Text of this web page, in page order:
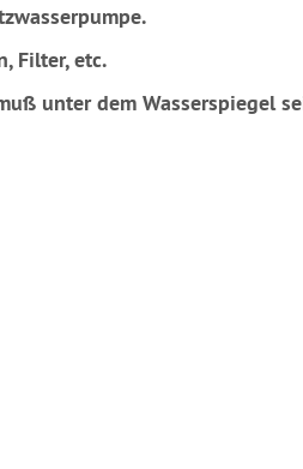
Filter, etc.
unter dem Wasserspiegel